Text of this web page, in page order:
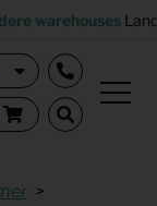
warehouses